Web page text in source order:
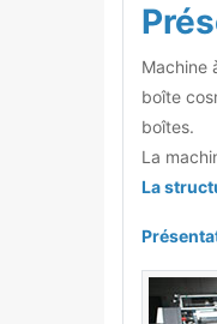
Machine
boîte
boîtes.
La
La